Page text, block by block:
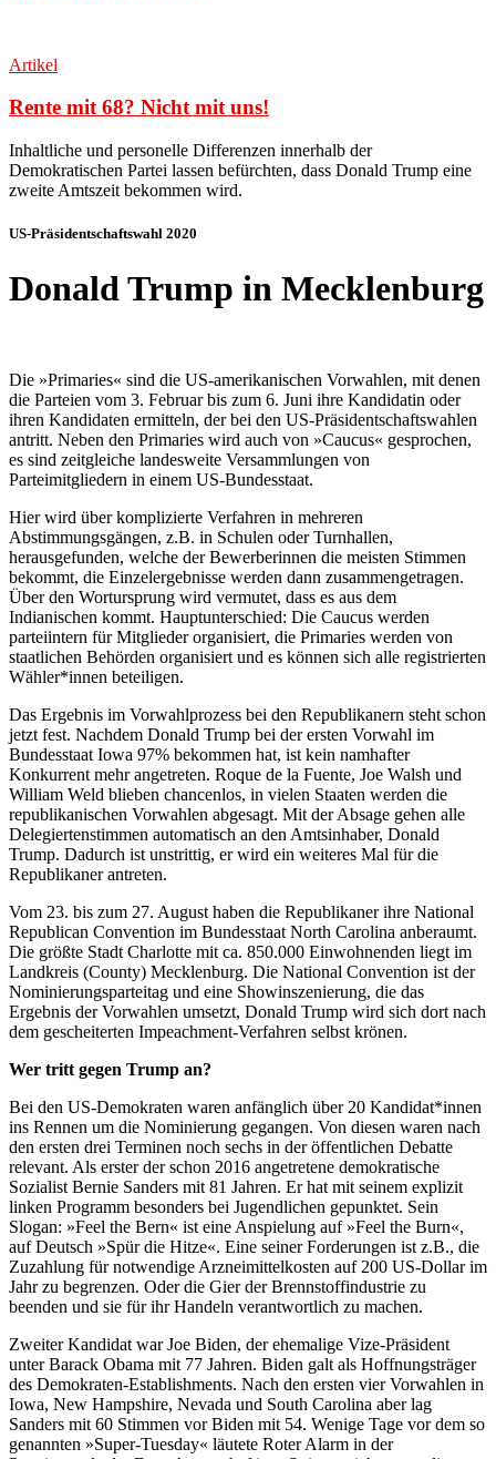
Artikel
Rente mit 68? Nicht mit uns!
Inhaltliche und personelle Differenzen innerhalb der
Demokratischen Partei lassen befürchten, dass Donald Trump eine
zweite Amtszeit bekommen wird.
US-Präsidentschaftswahl 2020
Donald Trump in Mecklenburg
Die »Primaries« sind die US-amerikanischen Vorwahlen, mit denen
die Parteien vom 3. Februar bis zum 6. Juni ihre Kandidatin oder
ihren Kandidaten ermitteln, der bei den US-Präsidentschaftswahlen
antritt. Neben den Primaries wird auch von »Caucus« gesprochen,
es sind zeitgleiche landesweite Versammlungen von
Parteimitgliedern in einem US-Bundesstaat.
Hier wird über komplizierte Verfahren in mehreren
Abstimmungsgängen, z.B. in Schulen oder Turnhallen,
herausgefunden, welche der Bewerberinnen die meisten Stimmen
bekommt, die Einzelergebnisse werden dann zusammengetragen.
Über den Wortursprung wird vermutet, dass es aus dem
Indianischen kommt. Hauptunterschied: Die Caucus werden
parteiintern für Mitglieder organisiert, die Primaries werden von
staatlichen Behörden organisiert und es können sich alle registrierten
Wähler*innen beteiligen.
Das Ergebnis im Vorwahlprozess bei den Republikanern steht schon
jetzt fest. Nachdem Donald Trump bei der ersten Vorwahl im
Bundesstaat Iowa 97% bekommen hat, ist kein namhafter
Konkurrent mehr angetreten. Roque de la Fuente, Joe Walsh und
William Weld blieben chancenlos, in vielen Staaten werden die
republikanischen Vorwahlen abgesagt. Mit der Absage gehen alle
Delegiertenstimmen automatisch an den Amtsinhaber, Donald
Trump. Dadurch ist unstrittig, er wird ein weiteres Mal für die
Republikaner antreten.
Vom 23. bis zum 27. August haben die Republikaner ihre National
Republican Convention im Bundesstaat North Carolina anberaumt.
Die größte Stadt Charlotte mit ca. 850.000 Einwohnenden liegt im
Landkreis (County) Mecklenburg. Die National Convention ist der
Nominierungsparteitag und eine Showinszenierung, die das
Ergebnis der Vorwahlen umsetzt, Donald Trump wird sich dort nach
dem gescheiterten Impeachment-Verfahren selbst krönen.
Wer tritt gegen Trump an?
Bei den US-Demokraten waren anfänglich über 20 Kandidat*innen
ins Rennen um die Nominierung gegangen. Von diesen waren nach
den ersten drei Terminen noch sechs in der öffentlichen Debatte
relevant. Als erster der schon 2016 angetretene demokratische
Sozialist Bernie Sanders mit 81 Jahren. Er hat mit seinem explizit
linken Programm besonders bei Jugendlichen gepunktet. Sein
Slogan: »Feel the Bern« ist eine Anspielung auf »Feel the Burn«,
auf Deutsch »Spür die Hitze«. Eine seiner Forderungen ist z.B., die
Zuzahlung für notwendige Arzneimittelkosten auf 200 US-Dollar im
Jahr zu begrenzen. Oder die Gier der Brennstoffindustrie zu
beenden und sie für ihr Handeln verantwortlich zu machen.
Zweiter Kandidat war Joe Biden, der ehemalige Vize-Präsident
unter Barack Obama mit 77 Jahren. Biden galt als Hoffnungsträger
des Demokraten-Establishments. Nach den ersten vier Vorwahlen in
Iowa, New Hampshire, Nevada und South Carolina aber lag
Sanders mit 60 Stimmen vor Biden mit 54. Wenige Tage vor dem so
genannten »Super-Tuesday« läutete Roter Alarm in der